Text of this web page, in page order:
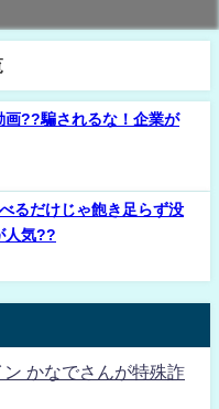
画??騙されるな！企業が
るだけじゃ飽き足らず没
人気??
かなでさんが特殊詐